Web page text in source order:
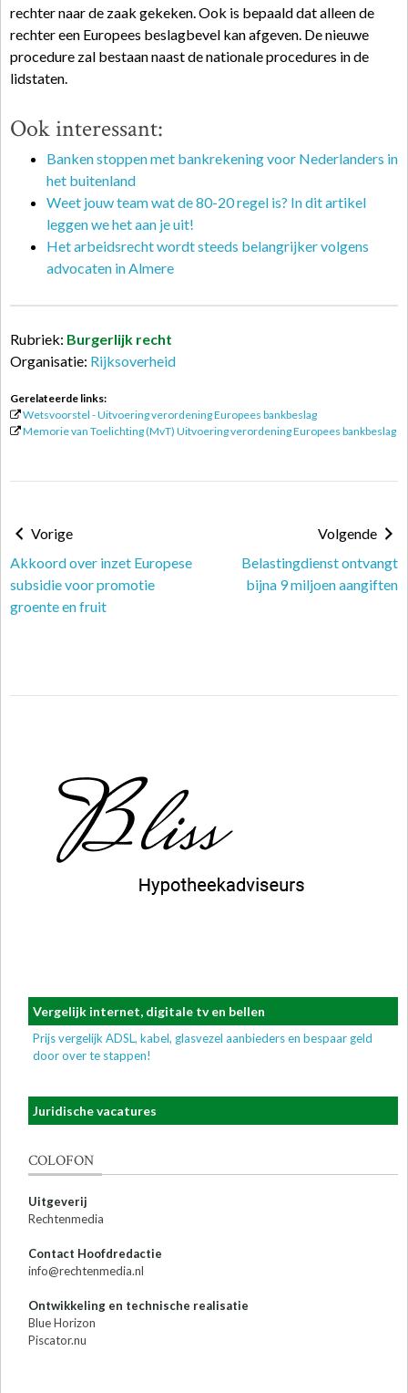
rechter naar de zaak gekeken. Ook is bepaald dat alleen de
rechter een Europees beslagbevel kan afgeven. De nieuwe
procedure zal bestaan naast de nationale procedures in de
lidstaten.
Ook interessant:
Banken stoppen met bankrekening voor Nederlanders in
het buitenland
Weet jouw team wat de 80-20 regel is? In dit artikel
leggen we het aan je uit!
Het arbeidsrecht wordt steeds belangrijker volgens
advocaten in Almere
Rubriek: Burgerlijk recht
Organisatie: Rijksoverheid
Gerelateerde links:
Wetsvoorstel - Uitvoering verordening Europees bankbeslag
Memorie van Toelichting (MvT) Uitvoering verordening Europees bankbeslag
Vorige
Akkoord over inzet Europese
subsidie voor promotie
groente en fruit
Volgende
Belastingdienst ontvangt
bijna 9 miljoen aangiften
Vergelijk internet, digitale tv en bellen
Prijs vergelijk ADSL, kabel, glasvezel aanbieders en bespaar geld
door over te stappen!
Juridische vacatures
COLOFON
Uitgeverij
Rechtenmedia
Contact Hoofdredactie
info@rechtenmedia.nl
Ontwikkeling en technische realisatie
Blue Horizon
Piscator.nu